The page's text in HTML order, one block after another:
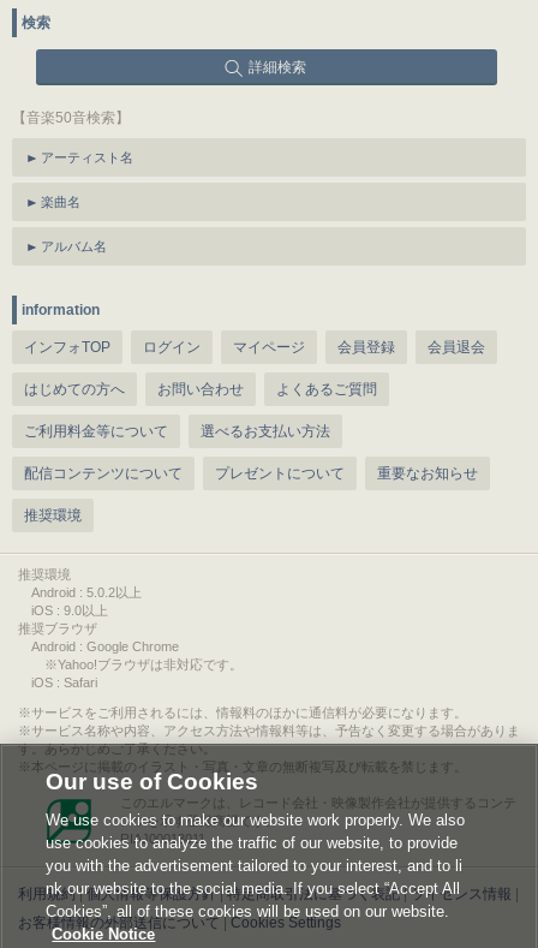
検索
詳細検索
【音楽50音検索】
アーティスト名
楽曲名
アルバム名
information
インフォTOP ログイン マイページ 会員登録 会員退会
はじめての方へ お問い合わせ よくあるご質問
ご利用料金等について 選べるお支払い方法
配信コンテンツについて プレゼントについて 重要なお知らせ
推奨環境
推奨環境
Android : 5.0.2以上
iOS : 9.0以上
推奨ブラウザ
Android : Google Chrome
※Yahoo!ブラウザは非対応です。
iOS : Safari
サービスをご利用されるには、情報料のほかに通信料が必要になります。
サービス名称や内容、アクセス方法や情報料等は、予告なく変更する場合がありま
す。あらかじめご了承ください。
本ページに掲載のイラスト・写真・文章の無断複写及び転載を禁じます。
このエルマークは、レコード会社・映像製作会社が提供するコンテ
ンツを示す登録商標です。
RIAJ00013011
利用規約|個人情報等保護方針|特定商取引法に基づく表記|ライセンス情報
お客様情報の外部送信について
Cookies Settings
Our use of Cookies
We use cookies to make our website work properly. We also
use cookies to analyze the traffic of our website, to provide
you with the advertisement tailored to your interest, and to li
nk our website to the social media. If you select “Accept All
Cookies”, all of these cookies will be used on our website.
Cookie Notice